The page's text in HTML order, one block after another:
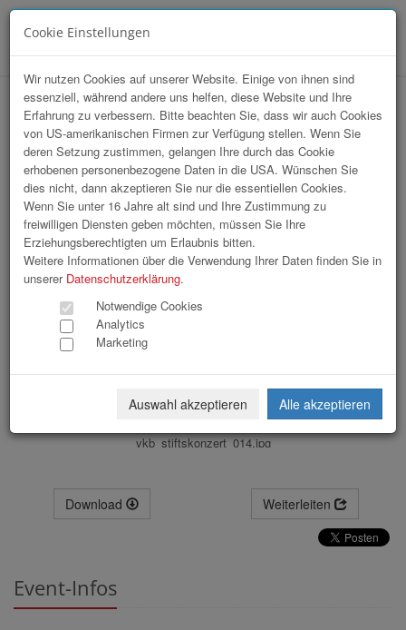
VKB Stiftskonzert
vkb_stiftskonzert_014.jpg
Download Weiterleiten
Event-Infos
Cookie Einstellungen
Wir nutzen Cookies auf unserer Website. Einige von ihnen sind
essenziell, während andere uns helfen, diese Website und Ihre
Erfahrung zu verbessern. Bitte beachten Sie, dass wir auch Cookies
von US-amerikanischen Firmen zur Verfügung stellen. Wenn Sie
deren Setzung zustimmen, gelangen Ihre durch das Cookie
erhobenen personenbezogene Daten in die USA. Wünschen Sie
dies nicht, dann akzeptieren Sie nur die essentiellen Cookies.
Wenn Sie unter 16 Jahre alt sind und Ihre Zustimmung zu
freiwilligen Diensten geben möchten, müssen Sie Ihre
Erziehungsberechtigten um Erlaubnis bitten.
Weitere Informationen über die Verwendung Ihrer Daten finden Sie in
unserer Datenschutzerklärung.
Notwendige Cookies
Analytics
Marketing
Auswahl akzeptieren Alle akzeptieren